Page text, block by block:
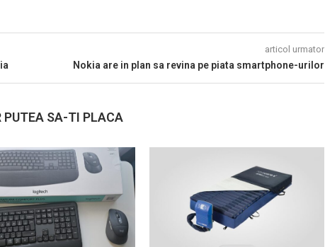
articol urmator
Nokia are in plan sa revina pe piata smartphone-urilor
PUTEA SA-TI PLACA